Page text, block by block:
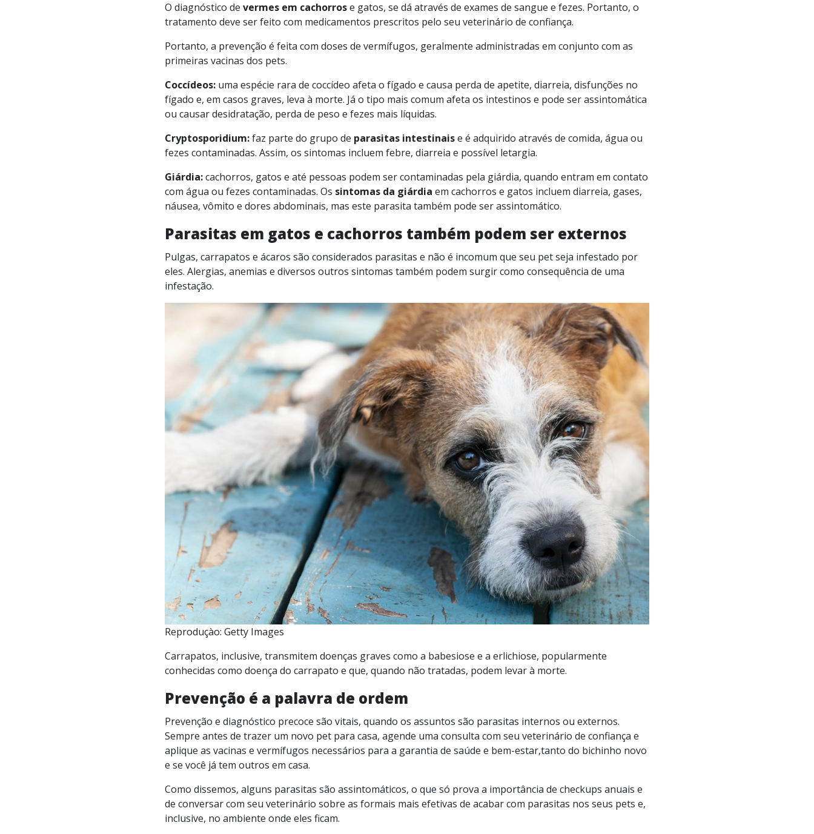
O diagnóstico de vermes em cachorrose gatos, se dá através de exames de sangue e fezes. Portanto, o
tratamento deve ser feito com medicamentos prescritos pelo seu veterinário de confiança.
Portanto, a prevenção é feita com doses de vermífugos, geralmente administradas em conjunto com as
primeiras vacinas dos pets.
Coccídeos: uma espécie rara de coccídeo afeta o fígado e causa perda de apetite, diarreia, disfunções no
fígado e, em casos graves, leva à morte. Já o tipo mais comum afeta os intestinos e pode ser assintomática
ou causar desidratação, perda de peso e fezes mais líquidas.
Cryptosporidium:faz parte do grupo de parasitas intestinaise é adquirido através de comida, água ou
fezes contaminadas. Assim, os sintomas incluem febre, diarreia e possível letargia.
Giárdia:cachorros, gatos e até pessoas podem ser contaminadas pela giárdia, quando entram em contato
com água ou fezes contaminadas. Os sintomas da giárdia em cachorros e gatos incluem diarreia, gases,
náusea, vômito e dores abdominais, mas este parasita também pode ser assintomático.
Parasitas em gatos e cachorros também podem ser externos
Pulgas, carrapatos e ácaros são considerados parasitas e não é incomum que seu pet seja infestado por
eles. Alergias, anemias e diversos outros sintomas também podem surgir como consequência de uma
infestação.
Reproduçào: Getty Images
Carrapatos, inclusive, transmitem doenças graves como a babesiose e a erlichiose, popularmente
conhecidas como doença do carrapato e que, quando não tratadas, podem levar à morte.
Prevenção é a palavra de ordem
Prevenção e diagnóstico precoce são vitais, quando os assuntos são parasitas internos ou externos.
Sempre antes de trazer um novo pet para casa, agende uma consulta com seu veterinário de confiança e
aplique as vacinas e vermífugos necessários para a garantia de saúde e bem-estar,tanto do bichinho novo
e se você já tem outros em casa.
Como dissemos, alguns parasitas são assintomáticos, o que só prova a importância de checkups anuais e
de conversar com seu veterinário sobre as formais mais efetivas de acabar com parasitas nos seus pets e,
inclusive, no ambiente onde eles ficam.